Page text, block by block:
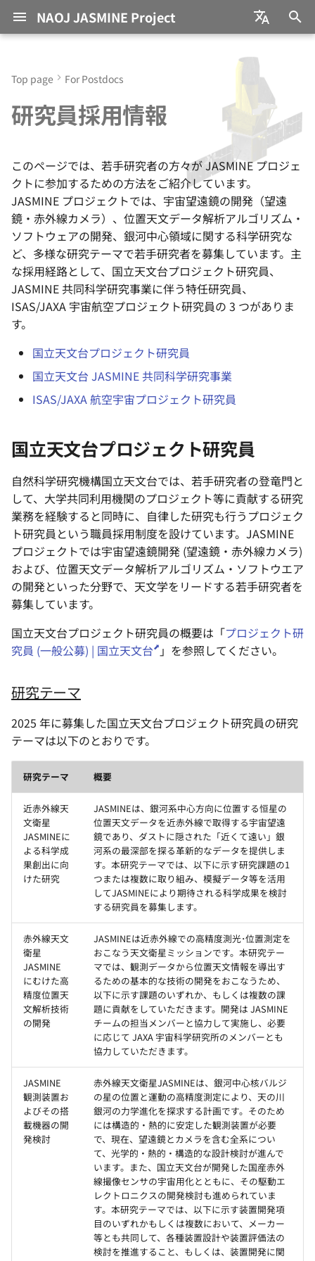
NAOJ JASMINE Project
English
t
a
i
z
i
n
g
c
h
は？
衛星・観測装置
JASMINE Consortium
International
Collaborations
Presentations
NAOJ annuals
Books/Articles
Grants
Outreach
Press Release
We are Not Alone Our
Escaped From Galactic
Central Region Together
with Stellar “Twins”
The Supermassive Black
Hole at the Galactic
—EHT Observational
re-analysed and High-
velocity rotating
Disk found?
リンは新星爆発が生み出
―必須元素の起源に迫る
員
ISAS プロジェクト研究員
Approved Programs
Top page For Postdocs
研究員採用情報
このページでは、若手研究者の方々が JASMINE プロジェ
クトに参加するための方法をご紹介しています。
JASMINE プロジェクトでは、宇宙望遠鏡の開発（望遠
鏡・赤外線カメラ）、位置天文データ解析アルゴリズム・
ソフトウェアの開発、銀河中心領域に関する科学研究な
ど、多様な研究テーマで若手研究者を募集しています。主
な採用経路として、国立天文台プロジェクト研究員、
JASMINE 共同科学研究事業に伴う特任研究員、
ISAS/JAXA 宇宙航空プロジェクト研究員の 3 つがありま
す。
国立天文台プロジェクト研究員
国立天文台 JASMINE 共同科学研究事業
ISAS/JAXA 航空宇宙プロジェクト研究員
国立天文台プロジェクト研究員
自然科学研究機構国立天文台では、若手研究者の登竜門と
して、大学共同利用機関のプロジェクト等に貢献する研究
業務を経験すると同時に、自律した研究も行うプロジェク
ト研究員という職員採用制度を設けています。JASMINE
プロジェクトでは宇宙望遠鏡開発 (望遠鏡・赤外線カメラ)
および、位置天文データ解析アルゴリズム・ソフトウエア
の開発といった分野で、天文学をリードする若手研究者を
募集しています。
国立天文台プロジェクト研究員の概要は「プロジェクト研
究員 (一般公募) | 国立天文台 」を参照してください。
研究テーマ
2025 年に募集した国立天文台プロジェクト研究員の研究
テーマは以下のとおりです。
研究テーマ 概要
近赤外線天
文衛星
JASMINEに
よる科学成
果創出に向
けた研究
JASMINEは、銀河系中心方向に位置する恒星の
位置天文データを近赤外線で取得する宇宙望遠
鏡であり、ダストに隠された「近くて遠い」銀
河系の最深部を探る革新的なデータを提供しま
す。本研究テーマでは、以下に示す研究課題の1
つまたは複数に取り組み、模擬データ等を活用
してJASMINEにより期待される科学成果を検討
する研究員を募集します。
赤外線天文
衛星
JASMINE
にむけた高
精度位置天
文解析技術
の開発
JASMINEは近赤外線での高精度測光･位置測定を
おこなう天文衛星ミッションです。本研究テー
マでは、観測データから位置天文情報を導出す
るための基本的な技術の開発をおこなうため、
以下に示す課題のいずれか、もしくは複数の課
題に貢献をしていただきます。開発は JASMINE
チームの担当メンバーと協力して実施し、必要
に応じて JAXA 宇宙科学研究所のメンバーとも
協力していただきます。
JASMINE
観測装置お
よびその搭
載機器の開
発検討
赤外線天文衛星JASMINEは、銀河中心核バルジ
の星の位置と運動の高精度測定により、天の川
銀河の力学進化を探求する計画です。そのため
には構造的・熱的に安定した観測装置が必要
で、現在、望遠鏡とカメラを含む全系につい
て、光学的・熱的・構造的な設計検討が進んで
います。また、国立天文台が開発した国産赤外
線撮像センサの宇宙用化とともに、その駆動エ
レクトロニクスの開発検討も進められていま
す。本研究テーマでは、以下に示す装置開発項
目のいずれかもしくは複数において、メーカー
等とも共同して、各種装置設計や装置評価法の
検討を推進すること、もしくは、装置開発に関